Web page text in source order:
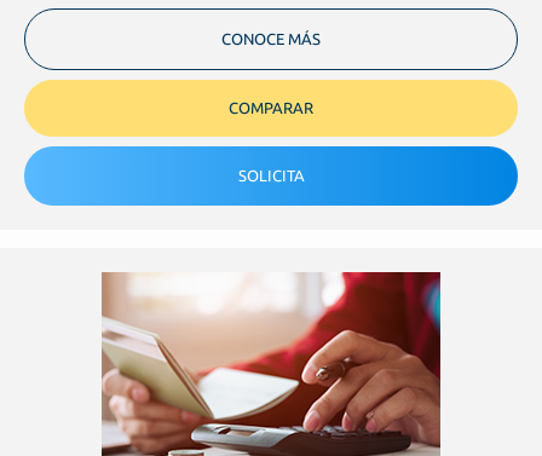
CONOCE MÁS
COMPARAR
SOLICITA